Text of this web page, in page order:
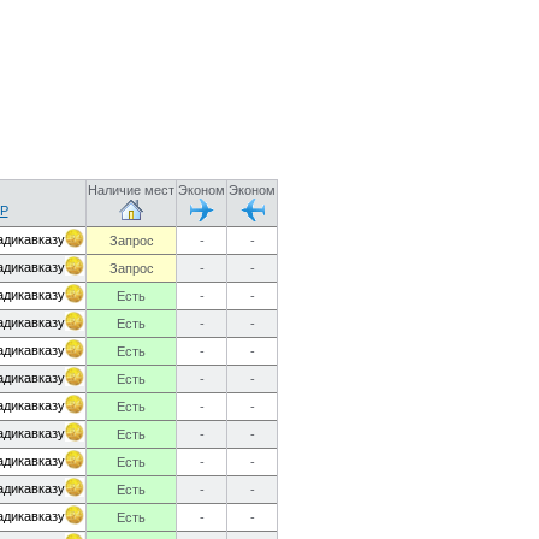
Наличие мест Эконом Эконом
Запрос -
-
Запрос -
-
Есть -
-
Есть -
-
Есть -
-
Есть -
-
Есть -
-
Есть -
-
Есть -
-
Есть -
-
Есть -
-